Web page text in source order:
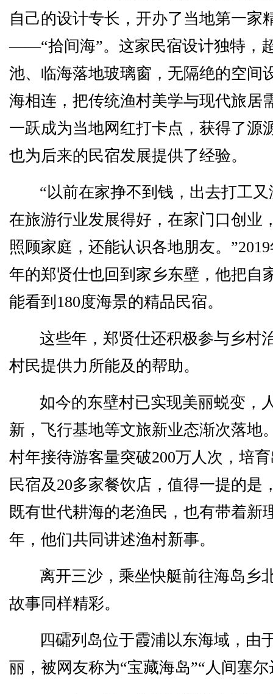
自己的设计专长，开办了当地第一家
——“拾间海”。这家民宿设计独特，
池、临海落地玻璃窗，无隔绝的空间
海相连，把传统渔村美学与现代旅居
一跃成为当地网红打卡点，获得了源
也为后来的民宿发展提供了经验。
“以前在家挣不到钱，出去打工
在旅游行业发展得好，在家门口创业
照顾家庭，还能认识各地朋友。
年的郑贤仕也回到家乡东壁，他把自
能看到180度海景的精品民宿。
这些年，郑贤仕还积极参与乡村
村民提供力所能及的帮助。
如今的东壁村已实现美丽蜕变，
新，飞行基地等文旅新业态渐次落地
村年接待游客量突破200万人次，培
民宿及20多家餐饮店，值得一提的是
既有世代耕海的老渔民，也有带着新
年，他们共同讲述渔村新事。
离开三沙，乘坐快艇前往海岛乡
故事同样精彩。
四礵列岛位于霞浦以东海域，由
丽，被网友称为“宝藏海岛”“人间塞尔